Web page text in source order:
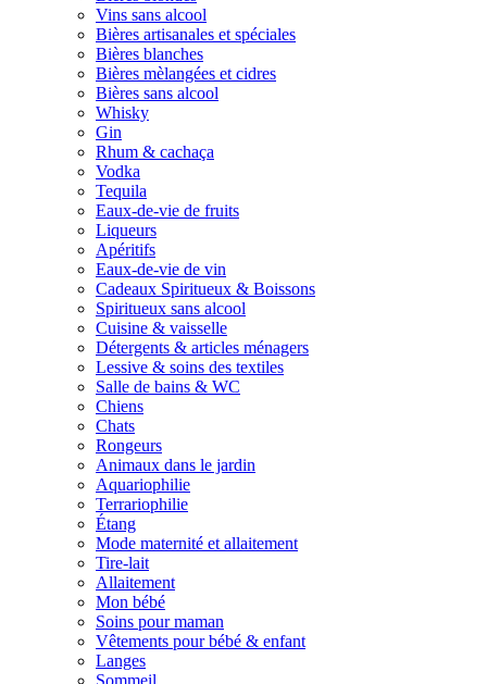
Vins sans alcool
Bières artisanales et spéciales
Bières blanches
Bières mèlangées et cidres
Bières sans alcool
Whisky
Gin
Rhum & cachaça
Vodka
Tequila
Eaux-de-vie de fruits
Liqueurs
Apéritifs
Eaux-de-vie de vin
Cadeaux Spiritueux & Boissons
Spiritueux sans alcool
Cuisine & vaisselle
Détergents & articles ménagers
Lessive & soins des textiles
Salle de bains & WC
Chiens
Chats
Rongeurs
Animaux dans le jardin
Aquariophilie
Terrariophilie
Étang
Mode maternité et allaitement
Tire-lait
Allaitement
Mon bébé
Soins pour maman
Vêtements pour bébé & enfant
Langes
Sommeil